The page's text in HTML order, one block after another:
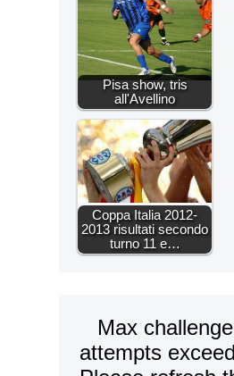
Pisa show, tris
all'Avellino
Coppa Italia 2012-
2013 risultati secondo
turno 11 e…